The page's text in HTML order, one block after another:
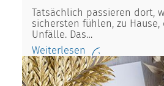
Tatsächlich passieren dort,
sichersten fühlen, zu Hause,
Unfälle. Das…
Weiterlesen